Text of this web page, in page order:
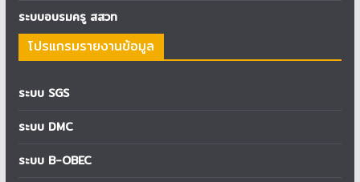
ระบบอบรมครู สสวท
โปรแกรมรายงานข้อมูล
ระบบ SGS
ระบบ DMC
ระบบ B-OBEC